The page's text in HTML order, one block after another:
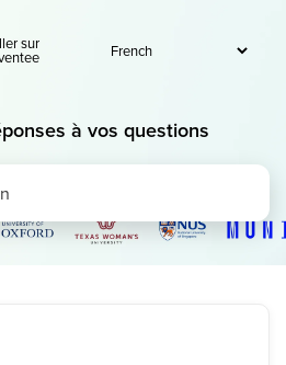
sur
à vos questions